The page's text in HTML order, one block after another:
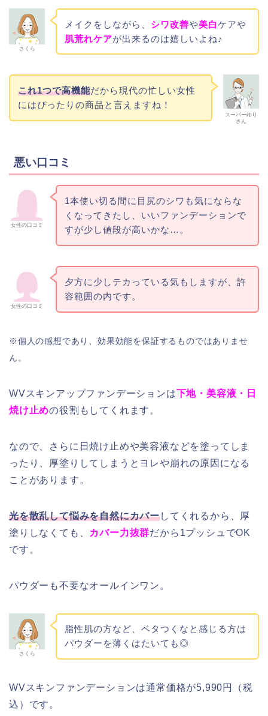
さくら
メイクをしながら、 シワ改善や美白ケアや
肌荒れケアが出来るのは嬉しいよね♪
スーパーゆり
さん
これ1つで高機能だから現代の忙しい女性
にはぴったりの商品と言えますね！
悪い口コミ
女性の口コミ
1本使い切る間に目尻のシワも気にならな
くなってきたし、いいファンデーションで
すが少し値段が高いかな…。
女性の口コミ
夕方に少しテカっている気もしますが、許
容範囲の内です。
※個人の感想であり、効果効能を保証するものではありませ
ん。
WVスキンアップファンデーションは下地・美容液・日
焼け止めの役割もしてくれます。
なので、さらに日焼け止めや美容液などを塗ってしま
ったり、厚塗りしてしまうとヨレや崩れの原因になる
ことがあります。
光を散乱して悩みを自然にカバーしてくれるから、厚
塗りしなくても、 カバー力抜群だから1プッシュでOK
です。
パウダーも不要なオールインワン。
さくら
脂性肌の方など、ベタつくなと感じる方は
パウダーを薄くはたいても◎
WVスキンファンデーションは通常価格が5,990円（税
込）です。